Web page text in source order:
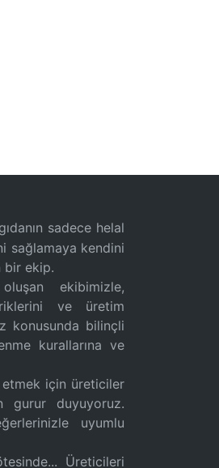
sadece helal
sağlamaya kendini
bir ekip.
ekibimizle,
ve üretim
konusunda bilinçli
kurallarına ve
etmek için üreticiler
gurur duyuyoruz.
uyumlu
Üreticileri